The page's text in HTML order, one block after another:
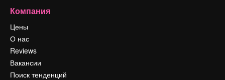
Компания
Цены
О нас
Reviews
Вакансии
Поиск тенденций